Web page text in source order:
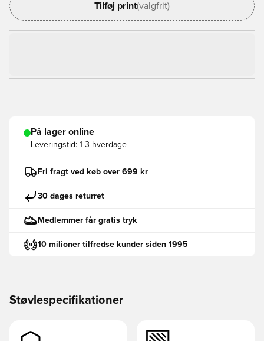
Tilføj print(valgfrit)
På lager online
Leveringstid: 1-3 hverdage
Fri fragt ved køb over 699 kr
30 dages returret
Medlemmer får gratis tryk
10 milioner tilfredse kunder siden 1995
Støvlespecifikationer